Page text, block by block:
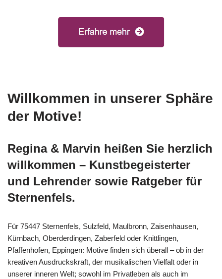
Willkommen in unserer Sphäre
der Motive!
Regina & Marvin heißen Sie herzlich
willkommen – Kunstbegeisterter
und Lehrender sowie Ratgeber für
Sternenfels.
Für 75447 Sternenfels, Sulzfeld, Maulbronn, Zaisenhausen,
Kürnbach, Oberderdingen, Zaberfeld oder Knittlingen,
Pfaffenhofen, Eppingen: Motive finden sich überall – ob in der
kreativen Ausdruckskraft, der musikalischen Vielfalt oder in
unserer inneren Welt; sowohl im Privatleben als auch im